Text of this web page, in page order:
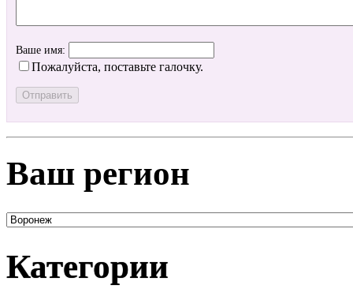
Ваше имя:
Пожалуйста, поставьте галочку.
Ваш регион
Категории